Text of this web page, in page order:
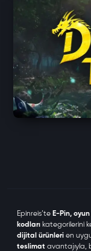
Epinreis’te E-Pin,
kodları kategorilerini
dijital ürünleri en
teslimat avantajıyla,